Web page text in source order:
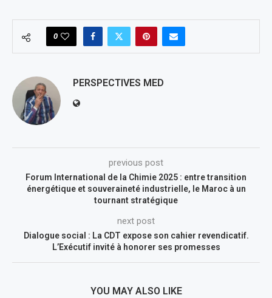
0
PERSPECTIVES MED
previous post
Forum International de la Chimie 2025 : entre transition
énergétique et souveraineté industrielle, le Maroc à un
tournant stratégique
next post
Dialogue social : La CDT expose son cahier revendicatif.
L’Exécutif invité à honorer ses promesses
YOU MAY ALSO LIKE